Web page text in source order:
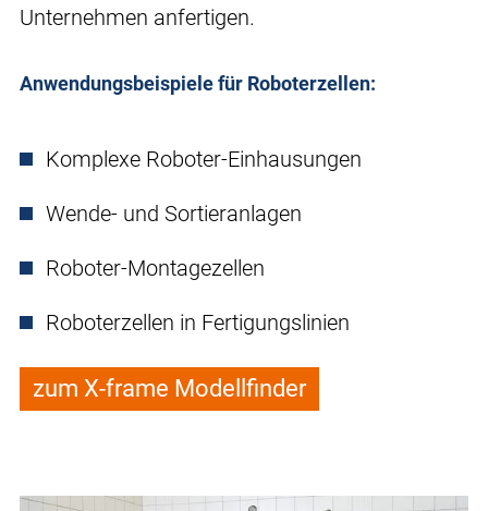
Unternehmen anfertigen.
Anwendungsbeispiele für Roboterzellen:
Komplexe Roboter-Einhausungen
Wende- und Sortieranlagen
Roboter-Montagezellen
Roboterzellen in Fertigungslinien
zum X-frame Modellfinder